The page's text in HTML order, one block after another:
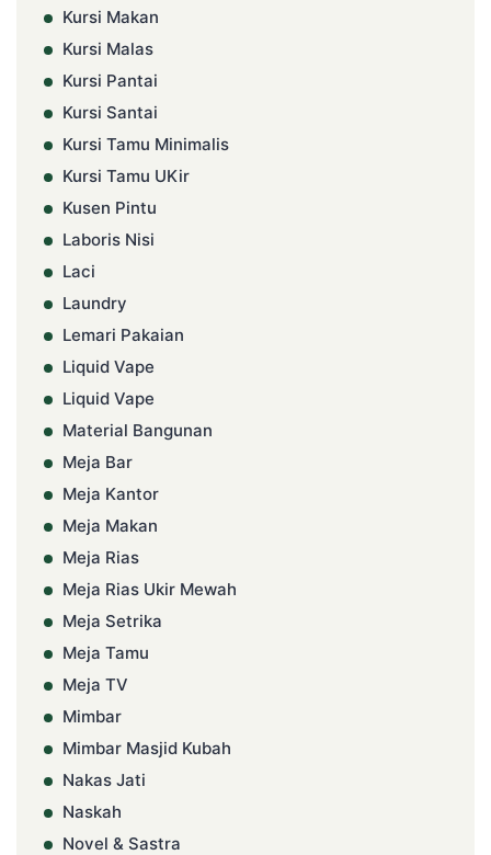
Kursi Makan
Kursi Malas
Kursi Pantai
Kursi Santai
Kursi Tamu Minimalis
Kursi Tamu UKir
Kusen Pintu
Laboris Nisi
Laci
Laundry
Lemari Pakaian
Liquid Vape
Liquid Vape
Material Bangunan
Meja Bar
Meja Kantor
Meja Makan
Meja Rias
Meja Rias Ukir Mewah
Meja Setrika
Meja Tamu
Meja TV
Mimbar
Mimbar Masjid Kubah
Nakas Jati
Naskah
Novel & Sastra